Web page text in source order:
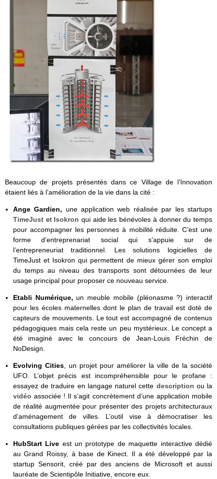
Beaucoup de projets présentés dans ce Village de l’Innovation
étaient liés à l’amélioration de la vie dans la cité :
Ange Gardien, une application web réalisée par les startups
TimeJustet Isokron qui aide les bénévoles à donner du temps
pour accompagner les personnes à mobilité réduite. C’est une
forme d’entreprenariat social qui s’appuie sur de
l’entrepreneuriat traditionnel. Les solutions logicielles de
TimeJust et Isokron qui permettent de mieux gérer son emploi
du temps au niveau des transports sont détournées de leur
usage principal pour proposer ce nouveau service.
Etabli Numérique, un meuble mobile (pléonasme ?) interactif
pour les écoles maternelles dont le plan de travail est doté de
capteurs de mouvements. Le tout est accompagné de contenus
pédagogiques mais cela reste un peu mystérieux. Le concept a
été imaginé avec le concours de Jean-Louis Fréchin de
NoDesign.
Evolving Cities, un projet pour améliorer la ville de la société
UFO. L’objet précis est incompréhensible pour le profane :
essayez de traduire en langage naturel cette description ou la
vidéo associée ! Il s’agit concrètement d’une application mobile
de réalité augmentée pour présenter des projets architecturaux
d’aménagement de villes. L’outil vise à démocratiser les
consultations publiques gérées par les collectivités locales.
HubStart Live est un prototype de maquette interactive dédié
au Grand Roissy, à base de Kinect. Il a été développé par la
startup Sensorit, créé par des anciens de Microsoft et aussi
lauréate de Scientipôle Initiative, encore eux.